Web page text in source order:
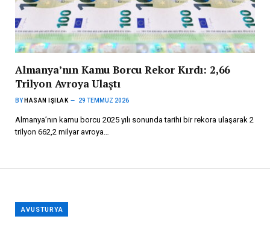
Almanya’nın Kamu Borcu Rekor Kırdı: 2,66
Trilyon Avroya Ulaştı
BY HASAN IŞILAK 29 TEMMUZ 2026
Almanya’nın kamu borcu 2025 yılı sonunda tarihi bir rekora ulaşarak 2
trilyon 662,2 milyar avroya…
AVUSTURYA